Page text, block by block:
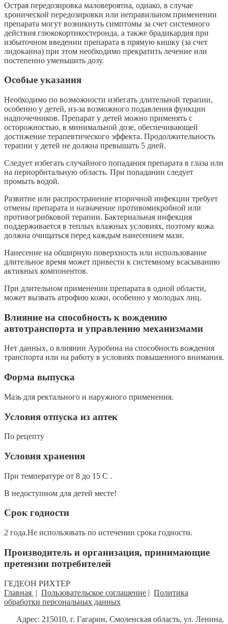
Острая передозировка маловероятна, однако, в случае
хронической передозировки или неправильном применении
препарата могут возникнуть симптомы за счет системного
действия глюкокортикостероида, а также брадикардия при
избыточном введении препарата в прямую кишку (за счет
лидокаина) при этом необходимо прекратить лечение или
постепенно уменьшить дозу.
Особые указания
Необходимо по возможности избегать длительной терапии,
особенно у детей, из-за возможного подавления функции
надпочечников. Препарат у детей можно применять с
осторожностью, в минимальной дозе, обеспечивающей
достижение терапевтического эффекта. Продолжительность
терапии у детей не должна превышать 5 дней.
Следует избегать случайного попадания препарата в глаза или
на периорбитальную область. При попадании следует
промыть водой.
Развитие или распространение вторичной инфекции требует
отмены препарата и назначение противомикробной или
противогрибковой терапии. Бактериальная инфекция
поддерживается в теплых влажных условиях, поэтому кожа
должна очищаться перед каждым нанесением мази.
Нанесение на обширную поверхность или использование
длительное время может привести к системному всасыванию
активных компонентов.
При длительном применении препарата в одной области,
может вызвать атрофию кожи, особенно у молодых лиц.
Влияние на способность к вождению
автотранспорта и управлению механизмами
Нет данных, о влиянии Ауробина на способность вождения
транспорта или на работу в условиях повышенного внимания.
Форма выпуска
Мазь для ректального и наружного применения.
Условия отпуска из аптек
По рецепту
Условия хранения
При температуре от 8 до 15 С .
В недоступном для детей месте!
Срок годности
2 года.Не использовать по истечении срока годности.
Производитель и организация, принимающие
претензии потребителей
ГЕДЕОН РИХТЕР
Главная | Пользовательское соглашение | Политика
обработки персональных данных
Адрес: 215010, г. Гагарин, Смоленская область, ул. Ленина,